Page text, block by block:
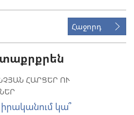
Հաջորդ
ՀԱՐՑԵՐ ՈՒ
կա՞